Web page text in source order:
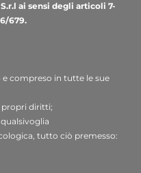
clienti.
Digital S.r.l, nella
pro tempore, con
- 41019 - Limidi di
mail
ai sensi degli articoli 7-
679.
e compreso in tutte le sue
propri diritti;
tutto ciò premesso: